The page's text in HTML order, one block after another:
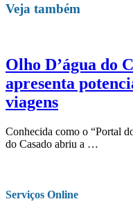
Veja também
Olho D’água do
apresenta
viagens
Conhecida como o “Portal
do Casado abriu a …
Serviços Online